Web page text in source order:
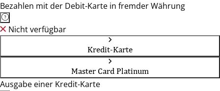
Bezahlen mit der Debit-Karte in fremder Währung
Nicht verfügbar
Kredit-Karte
Master Card Platinum
Ausgabe einer Kredit-Karte